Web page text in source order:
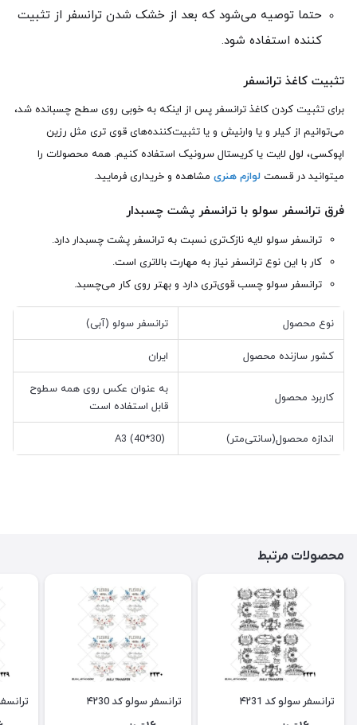
حتما توصیه می‌شود که بعد از خشک شدن ترانسفر از تثبیت
کننده استفاده شود.
تثبیت کاغذ ترانسفر
برای تثبیت کردن کاغذ ترانسفر پس از اینکه به خوبی روی سطح چسبانده شد،
می‌توانیم از کیلر و یا وارنیش و یا تثبیت‌کننده‌های قوی تری مثل رزین
اپوکسی، لول لایت یا کریستال سرونیک استفاده کنیم. همه محصولات را
میتوانید در قسمت لوازم هنری مشاهده و خریداری فرمایید.
فرق ترانسفر سولو با ترانسفر پشت چسبدار
ترانسفر سولو لایه نازک‌تری نسبت به ترانسفر پشت چسبدار دارد.
کار با این نوع ترانسفر نیاز به مهارت بالاتری است.
ترانسفر سولو چسب قوی‌تری دارد و بهتر روی کار می‌چسبد.
نوع محصول ترانسفر سولو (آبی)
کشور سازنده محصول ایران
کاربرد محصول
به عنوان عکس روی همه سطوح
قابل استفاده است
اندازه محصول(سانتی‌متر)
محصولات مرتبط
ترانسفر سولو کد ۴۲31 ترانسفر سولو کد ۴۲30